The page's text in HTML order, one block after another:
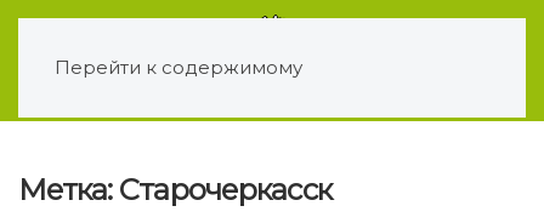
Перейти к содержимому
Метка: Старочеркасск